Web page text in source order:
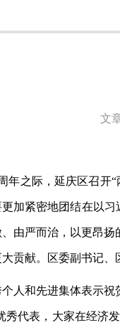
文
年之际，延庆区召开
加紧密地团结在以
由严而治，以更昂
贡献。区委副书记
人和先进集体表示
秀代表，大家在经济